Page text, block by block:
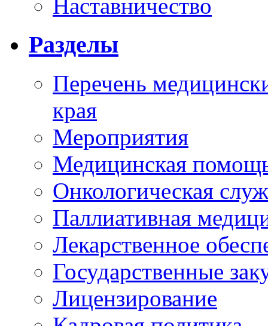
Наставничество
Разделы
Перечень
края
Мероприятия
Медицинская
Онкологическая
Паллиативная
Лекарственное
Государственные
Лицензирование